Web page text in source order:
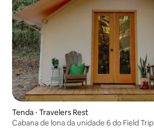
Tenda ⋅ Travelers Rest
Cabana de lona da unidade 6 do Field Trip